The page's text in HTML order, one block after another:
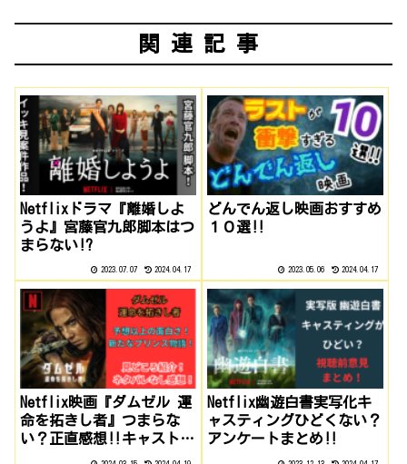
関連記事
Netflixドラマ『離婚しよ
うよ』宮藤官九郎脚本はつ
まらない!?
2023.07.07 2024.04.17
どんでん返し映画おすすめ
１０選‼
2023.05.06 2024.04.17
Netflix映画『ダムゼル 運
命を拓きし者』つまらな
い？正直感想‼キャスト／
Netflix幽遊白書実写化キ
ャスティングひどくない？
アンケートまとめ‼